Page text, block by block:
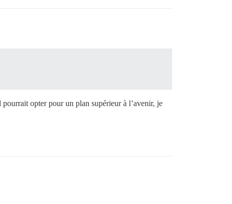
opter pour un plan supérieur à l’avenir, je